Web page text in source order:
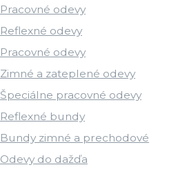
Pracovné odevy
Reflexné odevy
Pracovné odevy
Zimné a zateplené odevy
Špeciálne pracovné odevy
Reflexné bundy
Bundy zimné a prechodové
Odevy do dažďa